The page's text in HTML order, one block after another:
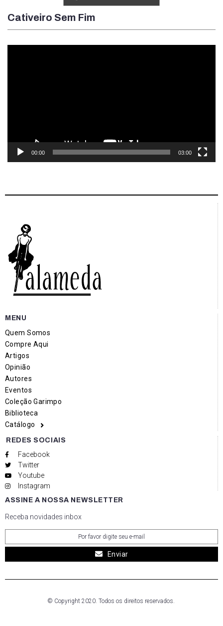
Cativeiro Sem Fim
00:00 03:00
MENU
Quem Somos
Compre Aqui
Artigos
Opinião
Autores
Eventos
Coleção Garimpo
Biblioteca
Catálogo
REDES SOCIAIS
Facebook
Twitter
Youtube
Instagram
ASSINE A NOSSA NEWSLETTER
Receba novidades inbox
Enviar
© Copyright 2020. Todos os direitos reservados.